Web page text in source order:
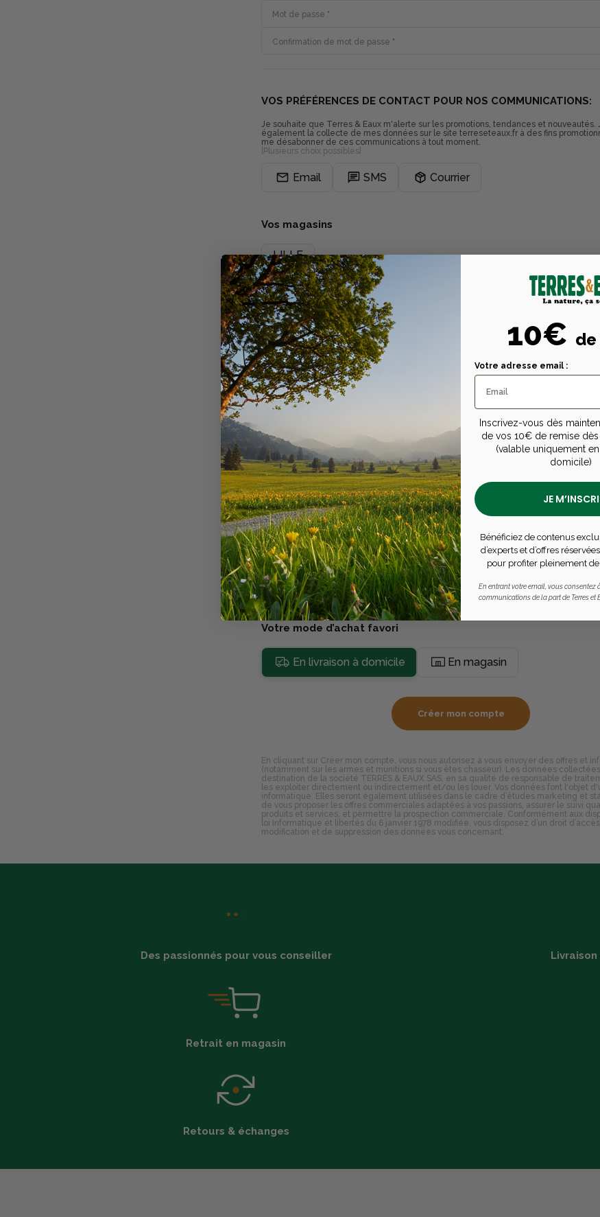
Mot de passe *
Confirmation de mot de passe *
VOS PRÉFÉRENCES DE CONTACT POUR NOS COMMUNICATIONS:
Je souhaite que Terres & Eaux m'alerte sur les promotions, tendances et nouveautés.
également la collecte de mes données sur le site terreseteaux.fr à des fins
me désabonner de ces communications à tout moment.
[Plusieurs choix possibles]
Email SMS Courrier
Vos magasins
LILLE
AMIENS
CAEN
REIMS
VOIR + DE MAGASINS...
Vos passions
pêcheur
animaux
passions nature
tireur
cavalier
Votre mode d’achat favori
En livraison à domicile En magasin
Créer mon compte
En cliquant sur Créer mon compte, vous nous autorisez à vous envoyer des offres et
(notamment sur les armes et munitions si vous êtes chasseur). Les données
destination de la société TERRES & EAUX SAS, en sa qualité de responsable de
les exploiter directement ou indirectement et/ou les louer. Vos données font l'objet
informatique. Elles seront également utilisées dans le cadre d’études marketing et
de vous proposer les offres commerciales adaptées à vos passions, assurer le suivi
produits et services, et permettre la prospection commerciale. Conformément aux
loi Informatique et libertés du 6 janvier 1978 modifiée, vous disposez d’un droit
modification et de suppression des données vous concernant.
Des passionnés pour vous conseiller
Retrait en magasin
Retours & échanges
10€ de
Votre adresse email :
Inscrivez-vous dès
de vos 10€ de remise
(valable uniquement
domicile)
JE
Bénéficiez de contenus
d’experts et d’offres
pour profiter pleinement de
En entrant votre email, vous consentez
communications de la part de Terres et